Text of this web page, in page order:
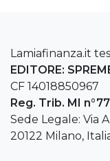
Lamiafinanza.it
EDITORE:
CF 14018850967
Reg. Trib. MI
Sede Legale: Via
20122 Milano,